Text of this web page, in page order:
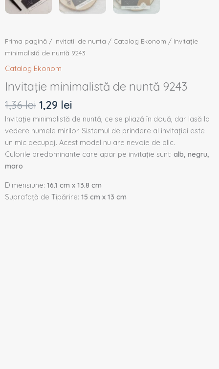
Prima pagină / Invitatii de nunta / Catalog Ekonom / Invitație
minimalistă de nuntă 9243
Catalog Ekonom
Invitație minimalistă de nuntă 9243
1,36lei 1,29 lei
Invitație minimalistă de nuntă, ce se pliază în două, dar lasă la
vedere numele mirilor. Sistemul de prindere al invitației este
un mic decupaj. Acest model nu are nevoie de plic.
Culorile predominante care apar pe invitație sunt: alb, negru,
maro
Dimensiune: 16.1 cm x 13.8 cm
Suprafață de Tipărire: 15 cm x 13 cm